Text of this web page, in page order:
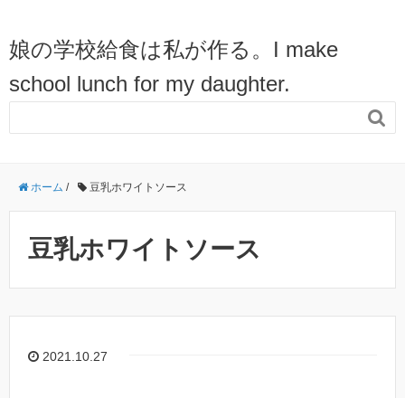
娘の学校給食は私が作る。I make
school lunch for my daughter.

ホーム / 豆乳ホワイトソース
豆乳ホワイトソース
2021.10.27